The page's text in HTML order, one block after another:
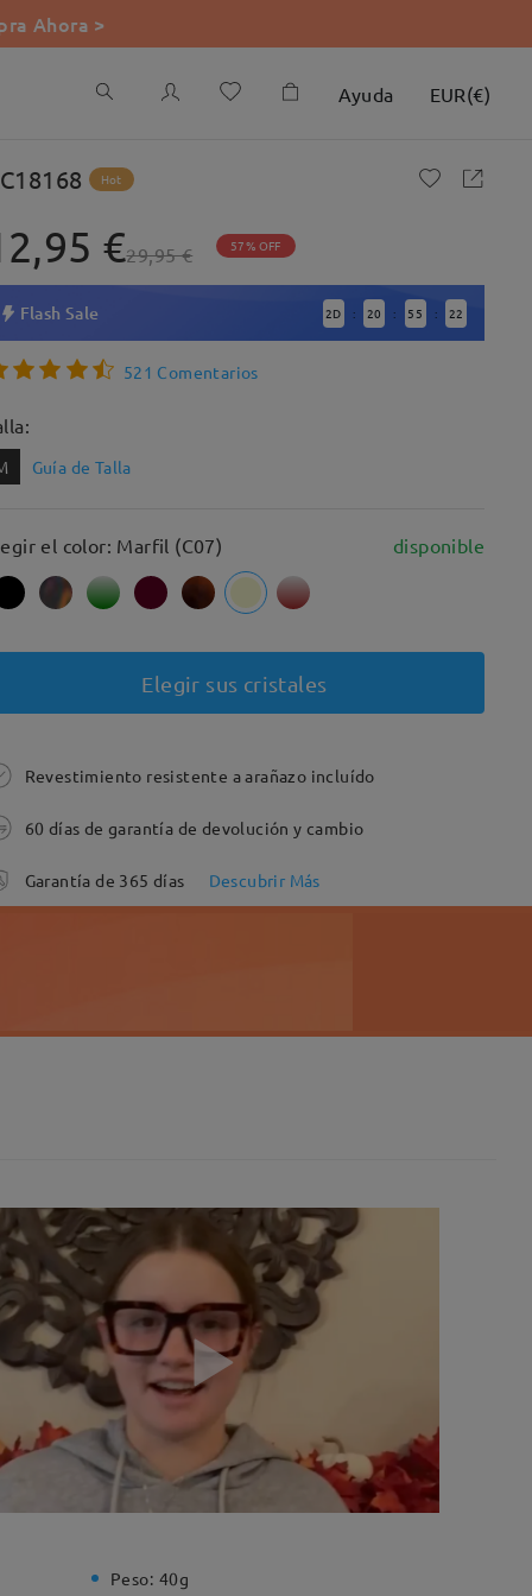
Ahora >
Ayuda EUR(€)
Hot
€29,95 € 57% OFF
Flash Sale 2D : 20 : 55 : 21
521 Comentarios
Guía de Talla
el color: Marfil (C07) disponible
Elegir sus cristales
Revestimiento resistente a arañazo incluído
60 días de garantía de devolución y cambio
Garantía de 365 días Descubrir Más
Peso: 40g